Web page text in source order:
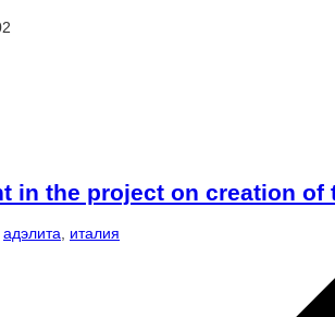
in the project on creation of
адэлита, италия